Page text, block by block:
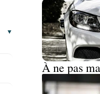
À ne pas